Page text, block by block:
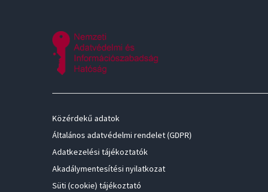
Közérdekű adatok
Általános adatvédelmi rendelet (GDPR)
Adatkezelési tájékoztatók
Akadálymentesítési nyilatkozat
Süti (cookie) tájékoztató